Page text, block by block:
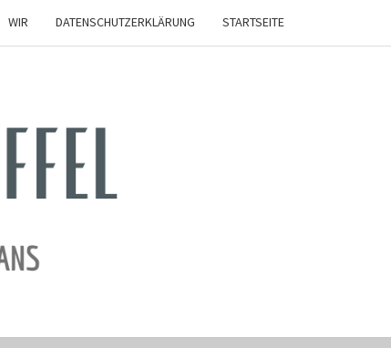
WIR DATENSCHUTZERKLÄRUNG STARTSEITE